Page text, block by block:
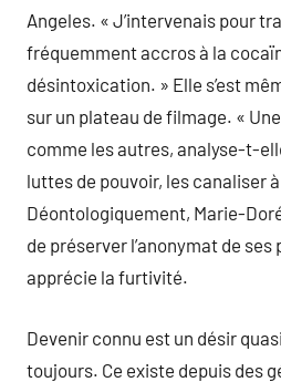
Angeles. « J’intervenais pour
fréquemment accros à la
désintoxication. » Elle s’est
sur un plateau de filmage. «
comme les autres, analyse-t-
luttes de pouvoir, les canaliser
Déontologiquement, Marie-
de préserver l’anonymat de
apprécie la furtivité.
Devenir connu est un désir
toujours. Ce existe depuis des